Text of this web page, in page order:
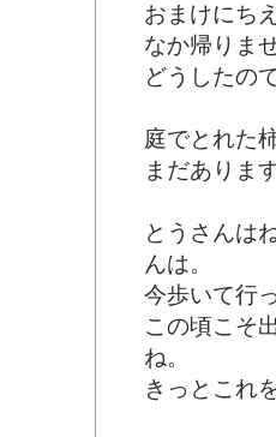
おまけにち
なか帰りま
どうしたの
庭でとれた
まだありま
とうさんは
んは。
今歩いて行
この頃こそ
ね。
きっとこれ